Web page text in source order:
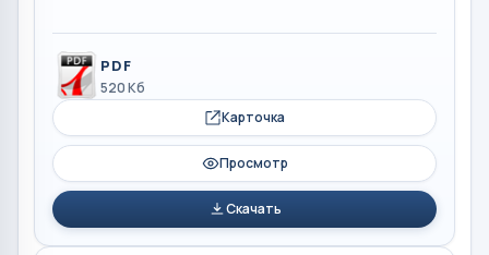
PDF
520 Кб
Карточка
Просмотр
Скачать